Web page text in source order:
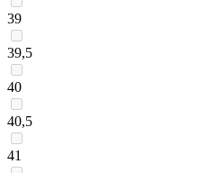
39
39,5
40
40,5
41